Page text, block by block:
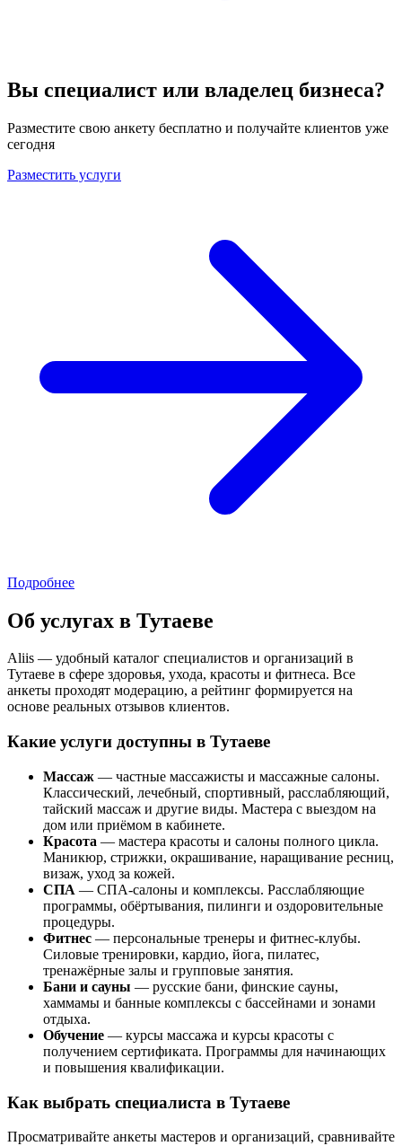
Вы специалист или владелец бизнеса?
Разместите свою анкету бесплатно и получайте клиентов уже
сегодня
Разместить услуги
Подробнее
Об услугах в Тутаеве
Aliis — удобный каталог специалистов и организаций в
Тутаеве в сфере здоровья, ухода, красоты и фитнеса. Все
анкеты проходят модерацию, а рейтинг формируется на
основе реальных отзывов клиентов.
Какие услуги доступны в Тутаеве
Массаж — частные массажисты и массажные салоны.
Классический, лечебный, спортивный, расслабляющий,
тайский массаж и другие виды. Мастера с выездом на
дом или приёмом в кабинете.
Красота — мастера красоты и салоны полного цикла.
Маникюр, стрижки, окрашивание, наращивание ресниц,
визаж, уход за кожей.
СПА — СПА-салоны и комплексы. Расслабляющие
программы, обёртывания, пилинги и оздоровительные
процедуры.
Фитнес — персональные тренеры и фитнес-клубы.
Силовые тренировки, кардио, йога, пилатес,
тренажёрные залы и групповые занятия.
Бани и сауны — русские бани, финские сауны,
хаммамы и банные комплексы с бассейнами и зонами
отдыха.
Обучение — курсы массажа и курсы красоты с
получением сертификата. Программы для начинающих
и повышения квалификации.
Как выбрать специалиста в Тутаеве
Просматривайте анкеты мастеров и организаций, сравнивайте